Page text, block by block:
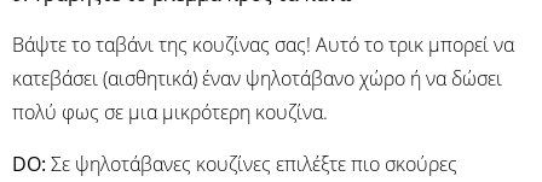
Βάψτε το ταβάνι της κουζίνας σας! Αυτό το τρικ μπορεί να
κατεβάσει (αισθητικά) έναν ψηλοτάβανο χώρο ή να δώσει
πολύ φως σε μια μικρότερη κουζίνα.
DO: Σε ψηλοτάβανες κουζίνες επιλέξτε πιο σκούρες